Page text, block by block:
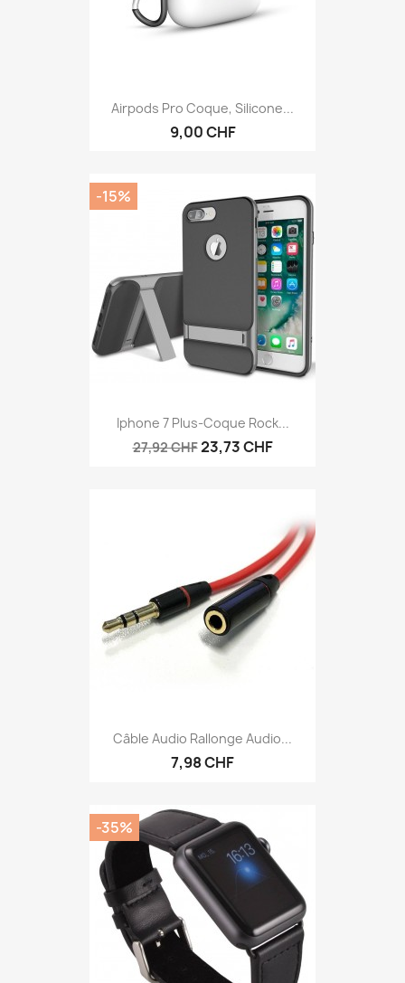
Airpods Pro Coque, Silicone...
9,00 CHF
Iphone 7 Plus-Coque Rock...
27,92 CHF23,73 CHF
-15%
Câble Audio Rallonge Audio...
7,98 CHF
-35%